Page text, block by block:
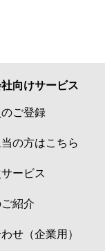
向けサービス
ご登録
の方はこちら
ービス
紹介
せ（企業用）